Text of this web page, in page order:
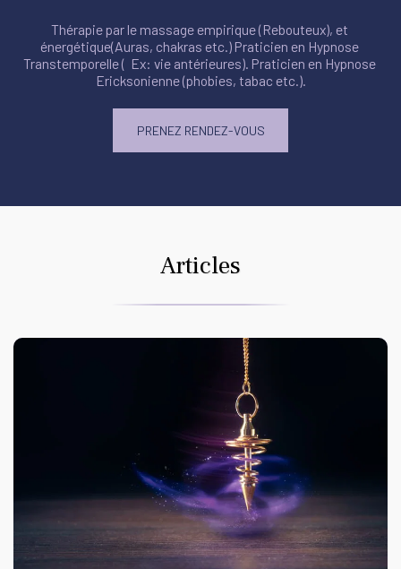
Thérapie par le massage empirique (Rebouteux), et
énergétique(Auras, chakras etc.) Praticien en Hypnose
Transtemporelle (  Ex: vie antérieures). Praticien en Hypnose
Ericksonienne (phobies, tabac etc.).
PRENEZ RENDEZ-VOUS
Articles